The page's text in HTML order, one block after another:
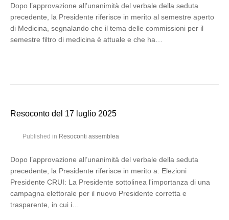
Dopo l’approvazione all’unanimità del verbale della seduta
precedente, la Presidente riferisce in merito al semestre aperto
di Medicina, segnalando che il tema delle commissioni per il
semestre filtro di medicina è attuale e che ha…
Resoconto del 17 luglio 2025
Published in Resoconti assemblea
Dopo l’approvazione all’unanimità del verbale della seduta
precedente, la Presidente riferisce in merito a: Elezioni
Presidente CRUI: La Presidente sottolinea l'importanza di una
campagna elettorale per il nuovo Presidente corretta e
trasparente, in cui i…